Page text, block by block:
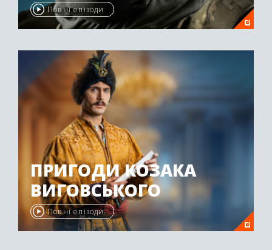
Повні епізоди
ПРИГОДИ КОЗАКА
ВИГОВСЬКОГО
Повні епізоди